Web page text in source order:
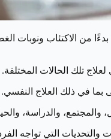
بدءًا من الاكتئاب
تلك الحالات المختلفة.
بما في ذلك العلاج النفسي.
والدراسة،
التي تواجه